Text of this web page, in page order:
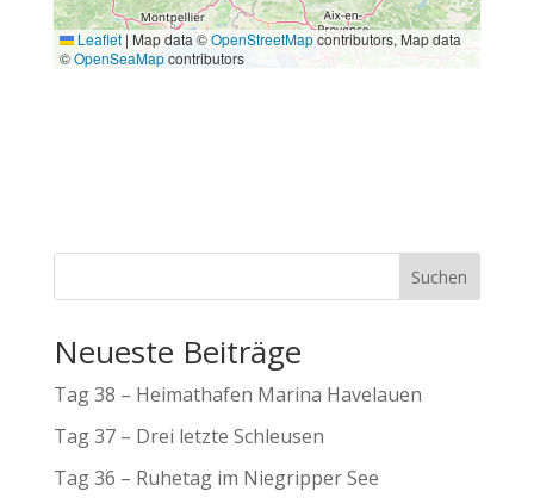
Suchen
Neueste Beiträge
Tag 38 – Heimathafen Marina Havelauen
Tag 37 – Drei letzte Schleusen
Tag 36 – Ruhetag im Niegripper See